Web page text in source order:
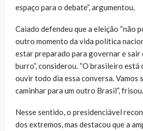
espaço para o debate”, argumentou.
Caiado defendeu que a eleição “não
outro momento da vida política
estar preparado para governar e sair
burro”, considerou. “O brasileiro está
ouvir todo dia essa conversa. Vamos
caminhar para um outro Brasil”, frisou.
Nesse sentido, o presidenciável
dos extremos, mas destacou que a